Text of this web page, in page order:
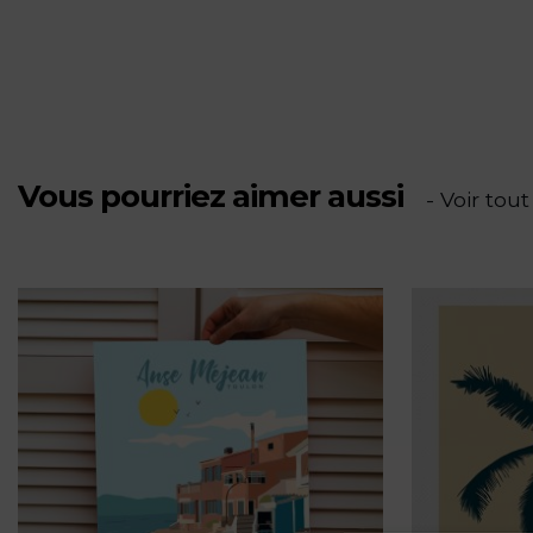
-
Vous pourriez aimer aussi - Voir tout